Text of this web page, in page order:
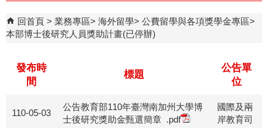
回首頁 業務專區 海外留學
公費留學與各項獎學金專區
本部博士後研究人員獎助計畫(已停辦)
發布時
間
標題
公告單
位
110-05-03
公告教育部110年臺灣南加州大學博
士後研究獎助金甄選簡章 .pdf
國際及兩
岸教育司